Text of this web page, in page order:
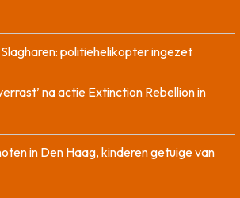
politiehelikopter ingezet
na actie Extinction Rebellion in
in Den Haag, kinderen getuige van